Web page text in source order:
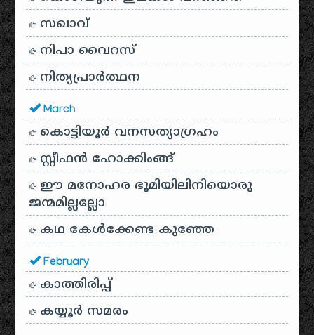
സഖാവ്
നിപാ വൈറസ്
നിത്യപ്രാർത്ഥന
March
കൊട്ടിയൂർ വനസത്യാഗ്രഹം
സ്റ്റീഫൻ ഹോക്കിംങ്ങ്
ഈ മനോഹര ഭൂമിയിലിനിയൊരു
ജന്മമില്ലല്ലോ
കഥ കേൾക്കേണ്ട കുഞ്ഞേ
February
കാത്തിരിപ്പ്
കയ്യൂർ സമരം